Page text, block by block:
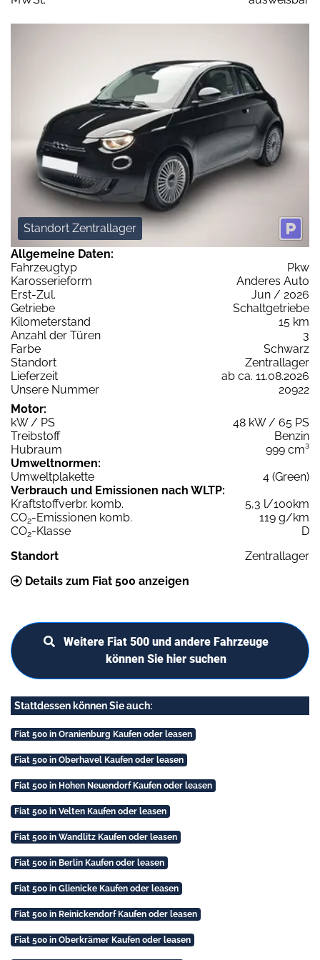
Standort Zentrallager
Allgemeine Daten:
Fahrzeugtyp
Pkw
Karosserieform
Anderes Auto
Erst-Zul.
Jun / 2026
Getriebe
Schaltgetriebe
Kilometerstand
15 km
Anzahl der Türen
3
Farbe
Schwarz
Standort
Zentrallager
Lieferzeit
ab ca. 11.08.2026
Unsere Nummer
20922
Motor:
kW / PS
48 kW / 65 PS
Treibstoff
Benzin
Hubraum
999 cm³
Umweltnormen:
Umweltplakette
4 (Green)
Verbrauch und Emissionen nach WLTP:
Kraftstoffverbr. komb.
5,3 l/100km
CO2-Emissionen komb.
119 g/km
CO2-Klasse
D
Standort
Zentrallager
Details zum Fiat 500 anzeigen
Weitere Fiat 500 und andere Fahrzeuge
können Sie hier suchen
Stattdessen können Sie auch:
Fiat 500 in Oranienburg Kaufen oder leasen
Fiat 500 in Oberhavel Kaufen oder leasen
Fiat 500 in Hohen Neuendorf Kaufen oder leasen
Fiat 500 in Velten Kaufen oder leasen
Fiat 500 in Wandlitz Kaufen oder leasen
Fiat 500 in Berlin Kaufen oder leasen
Fiat 500 in Glienicke Kaufen oder leasen
Fiat 500 in Reinickendorf Kaufen oder leasen
Fiat 500 in Oberkrämer Kaufen oder leasen